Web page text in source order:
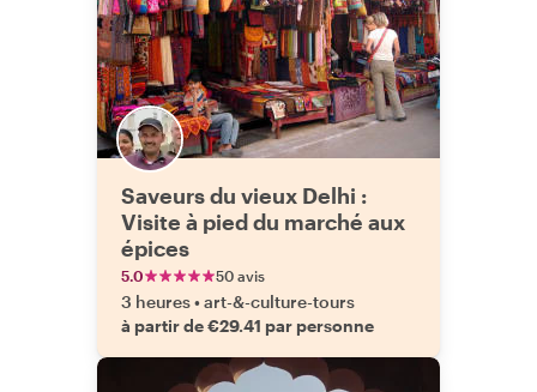
Saveurs du vieux Delhi :
Visite à pied du marché aux
épices
5.0 50 avis
3 heures•art-&-culture-tours
à partir de €29.41 par personne